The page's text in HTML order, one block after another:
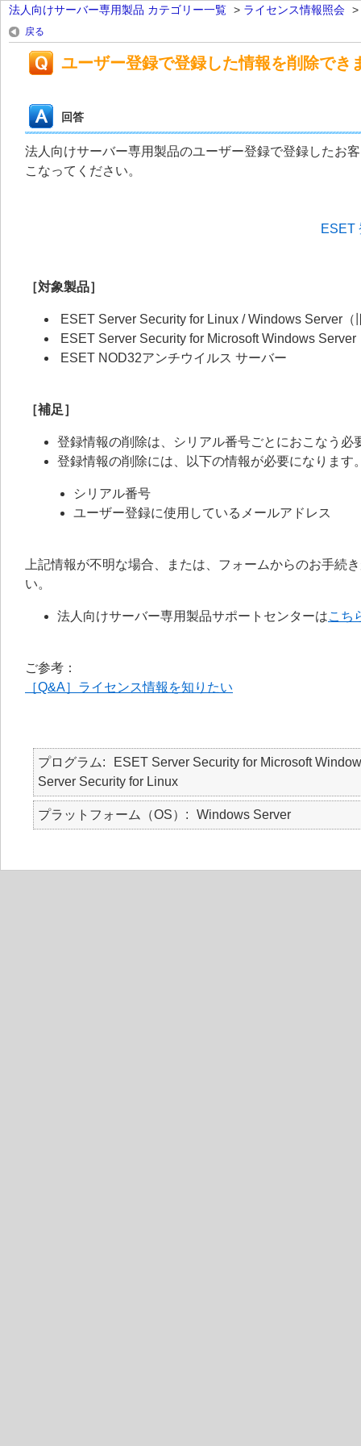
法人向けサーバー専用製品 カテゴリー一覧 > ライセンス情報照会 >
戻る
ユーザー登録で登録した情報を削除でき
回答
法人向けサーバー専用製品のユーザー登録で登録したお
こなってください。
ESET
［対象製品］
ESET Server Security for Linux / Windows Server
ESET Server Security for Microsoft Windows Server
ESET NOD32アンチウイルス サーバー
［補足］
登録情報の削除は、シリアル番号ごとにおこなう必
登録情報の削除には、以下の情報が必要になります
シリアル番号
ユーザー登録に使用しているメールアドレス
上記情報が不明な場合、または、フォームからのお手続
い。
法人向けサーバー専用製品サポートセンターはこち
ご参考：
［Q&A］ライセンス情報を知りたい
プログラム
ESET Server Security for Microsoft
Server Security for Linux
プラットフォーム（OS） Windows Server